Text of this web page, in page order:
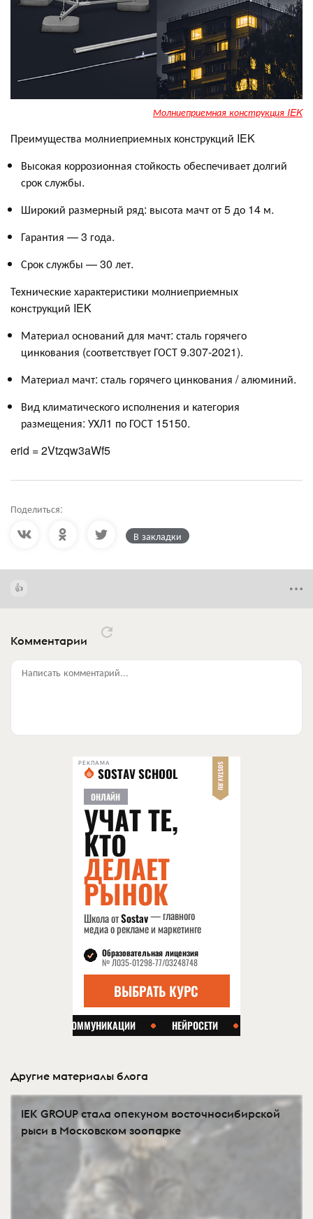
Молниеприемная конструкция IEK
Преимущества молниеприемных конструкций IEK
Высокая коррозионная стойкость обеспечивает долгий
срок службы.
Широкий размерный ряд: высота мачт от 5 до 14 м.
Гарантия — 3 года.
Срок службы — 30 лет.
Технические характеристики молниеприемных
конструкций IEK
Материал оснований для мачт: сталь горячего
цинкования (соответствует ГОСТ 9.307-2021).
Материал мачт: сталь горячего цинкования / алюминий.
Вид климатического исполнения и категория
размещения: УХЛ1 по ГОСТ 15150.
erid = 2Vtzqw3aWf5
Поделиться:
В закладки
Комментарии
Написать комментарий...
РЕКЛАМА
Другие материалы блога
IEK GROUP стала опекуном восточносибирской
рыси в Московском зоопарке